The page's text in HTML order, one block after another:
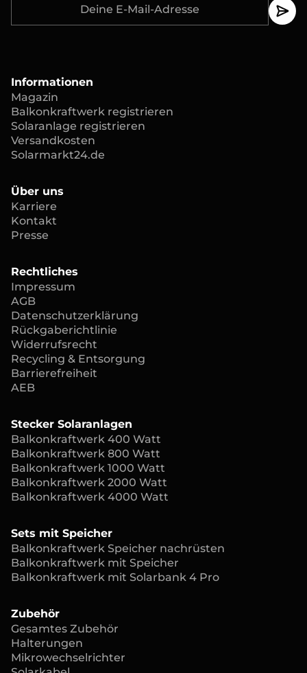
Informationen
Magazin
Balkonkraftwerk registrieren
Solaranlage registrieren
Versandkosten
Solarmarkt24.de
Über uns
Karriere
Kontakt
Presse
Rechtliches
Impressum
AGB
Datenschutzerklärung
Rückgaberichtlinie
Widerrufsrecht
Recycling & Entsorgung
Barrierefreiheit
AEB
Stecker Solaranlagen
Balkonkraftwerk 400 Watt
Balkonkraftwerk 800 Watt
Balkonkraftwerk 1000 Watt
Balkonkraftwerk 2000 Watt
Balkonkraftwerk 4000 Watt
Sets mit Speicher
Balkonkraftwerk Speicher nachrüsten
Balkonkraftwerk mit Speicher
Balkonkraftwerk mit Solarbank 4 Pro
Zubehör
Gesamtes Zubehör
Halterungen
Mikrowechselrichter